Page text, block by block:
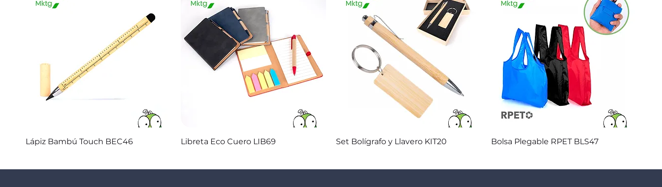
Vista rápida
Lápiz Bambú Touch BEC46 Vista rápida
Libreta Eco Cuero LIB69 Vista rápida
Set Bolígrafo y Llavero KIT20 Vista rápida
Bolsa Plegable RPET BLS47